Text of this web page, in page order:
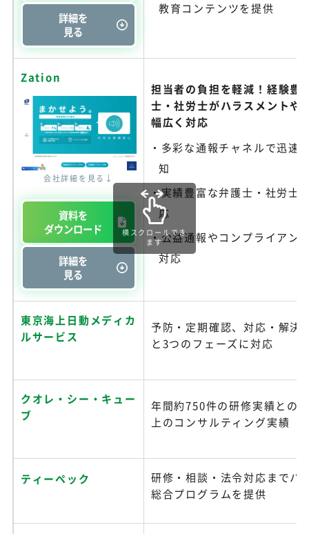
詳細を
見る
教育コンテンツを提供
Zation
会社詳細を見る↓
資料を
ダウンロード
詳細を
見る
担当者の負担を軽減！経験豊
士・社労士がハラスメントや
幅広く対応
多彩な通報チャネルで迅速
知
実績豊富な弁護士・社労士
応
公益通報やコンプライアン
対応
東京海上日動メディカ
ルサービス
予防・定期確認、対応・解決
と3つのフェーズに対応
クオレ・シー・キュー
ブ
年間約750件の研修実績との
上のコンサルティング実績
ティーペック
研修・相談・法令対応までハ
総合プログラムを提供
横スクロールでき
ます